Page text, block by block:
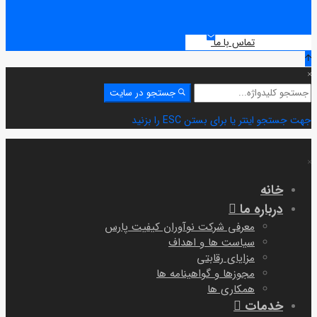
تماس با ما
جستجو
برای:
جستجو در سایت
جهت جستجو اینتر یا برای بستن ESC را بزنید
خانه
درباره ما
معرفی شرکت نوآوران کیفیت پارس
سیاست ها و اهداف
مزایای رقابتی
مجوزها و گواهینامه ها
همکاری ها
خدمات